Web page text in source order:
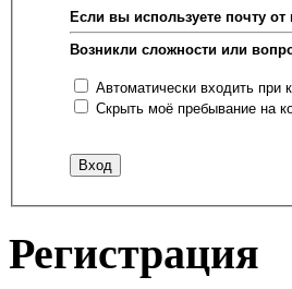
Если вы используете почту
Возникли сложности или
Автоматически входить при
Скрыть моё пребывание на
Регистрация